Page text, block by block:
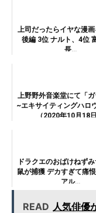
上司だったらイヤな漫画
後編 3位 ナルト、4位
長…
上野野外音楽堂にて「
~エキサイティングハロ
（2020年10月18日
ドラクエのおばけねず
鼠が捕獲 デカすぎて痛
アル…
READ 人気俳優